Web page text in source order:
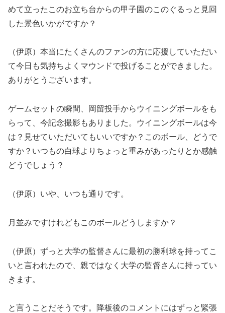
めて立ったこのお立ち台からの甲子園のこのぐるっと見回
した景色いかがですか？
（伊原）本当にたくさんのファンの方に応援していただい
て今日も気持ちよくマウンドで投げることができました。
ありがとうございます。
ゲームセットの瞬間、岡留投手からウイニングボールをも
らって、今記念撮影もありました。ウイニングボールは今
は？見せていただいてもいいですか？このボール、どうで
すか？いつもの白球よりちょっと重みがあったりとか感触
どうでしょう？
（伊原）いや、いつも通りです。
月並みですけれどもこのボールどうしますか？
（伊原）ずっと大学の監督さんに最初の勝利球を持ってこ
いと言われたので、親ではなく大学の監督さんに持ってい
きます。
と言うことだそうです。降板後のコメントにはずっと緊張